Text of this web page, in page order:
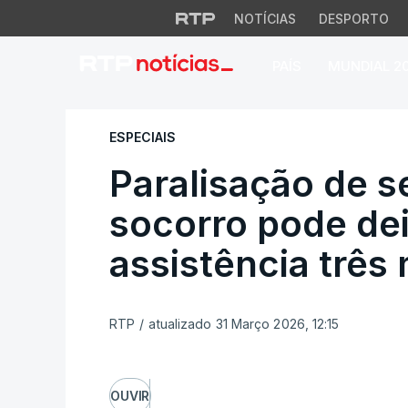
NOTÍCIAS DESPORTO
Paralisação de
ESPECIAIS
Paralisação de
socorro pode
assistência três
RTP / atualizado 31 Março 2026, 12:15
OUVIR